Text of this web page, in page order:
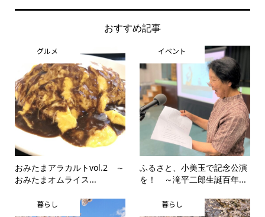
おすすめ記事
グルメ
おみたまアラカルトvol.2 ～
おみたまオムライス...
イベント
ふるさと、小美玉で記念公演
を！ ～滝平二郎生誕百年...
暮らし 暮らし